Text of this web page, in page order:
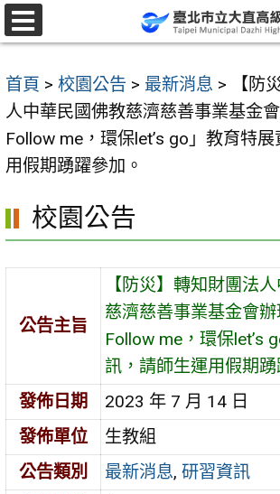
跳
至
要
內
容
區
首頁 > 校園公告 > 最新消息 >
【防
人中華民國佛教慈濟慈善事業基金
Follow me，環保let’s go」教育特
用假期踴躍參加。
校園公告
公告主旨
【防災】轉知財團法
慈濟慈善事業基金會
Follow me，環保let’s
訊，請師生運用假期踴
發佈日期
2023 年 7 月 14 日
發佈單位
生教組
公告類別
最新消息,研習資訊
選
單